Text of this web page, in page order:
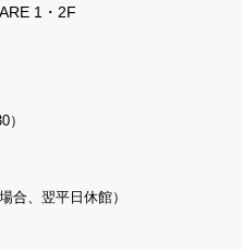
1・2F
合、翌平日休館）